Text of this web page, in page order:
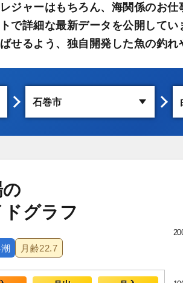
ジャーはもちろん、海関係のお
で詳細な最新データを公開して
せるよう、独自開発した魚の釣
グラフ
月齢22.7